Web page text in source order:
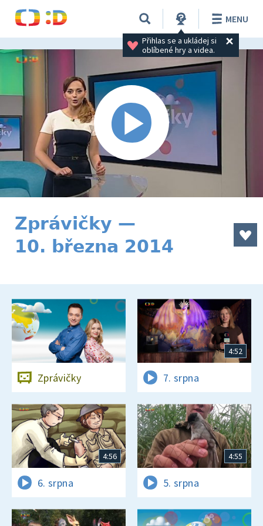
Přihlas se a ukládej si
oblíbené hry a videa.
MENU
Zprávičky —
10. března 2014
Zprávičky
4:52
7. srpna
4:56
6. srpna
4:55
5. srpna